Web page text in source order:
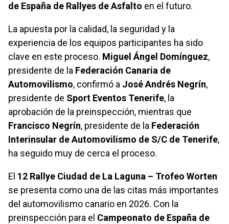
de España de Rallyes de Asfalto en el futuro.
La apuesta por la calidad, la seguridad y la
experiencia de los equipos participantes ha sido
clave en este proceso. Miguel Ángel Domínguez,
presidente de la Federación Canaria de
Automovilismo, confirmó a José Andrés Negrín,
presidente de Sport Eventos Tenerife, la
aprobación de la preinspección, mientras que
Francisco Negrín, presidente de la Federación
Interinsular de Automovilismo de S/C de Tenerife,
ha seguido muy de cerca el proceso.
El 12 Rallye Ciudad de La Laguna – Trofeo Worten
se presenta como una de las citas más importantes
del automovilismo canario en 2026. Con la
preinspección para el Campeonato de España de